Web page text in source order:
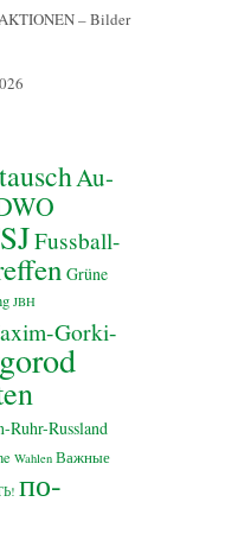
– Bilder
Au-
Fussball-
Grüne
JBH
Gorki-
Ruhr-Russland
Wahlen Важные
по-